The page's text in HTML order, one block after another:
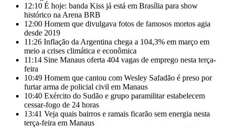
12:10 É hoje: banda Kiss já está em Brasília para show
histórico na Arena BRB
12:00 Homem que divulgava fotos de famosos mortos agia
desde 2019
11:26 Inflação da Argentina chega a 104,3% em março em
meio a crises climática e econômica
11:14 Sine Manaus oferta 404 vagas de emprego nesta terça-
feira
10:49 Homem que cantou com Wesley Safadão é preso por
furtar arma de policial civil em Manaus
10:40 Exército do Sudão e grupo paramilitar estabelecem
cessar-fogo de 24 horas
13:41 Veja quais bairros e ramais ficarão sem energia nesta
terça-feira em Manaus